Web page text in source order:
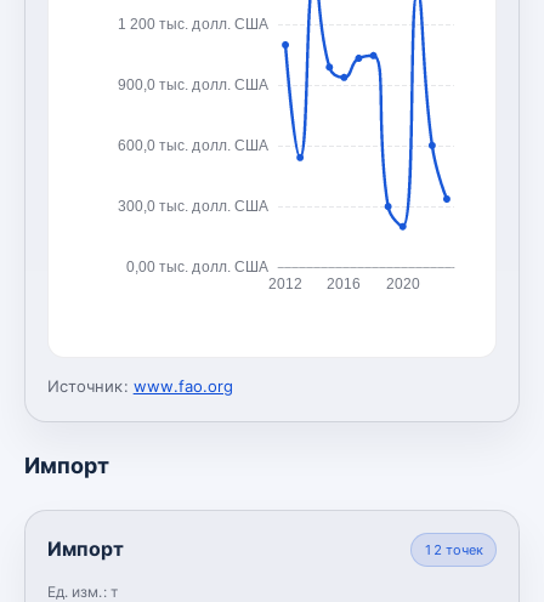
0,00 тыс. долл. США
300,0 тыс. долл. США
600,0 тыс. долл. США
900,0 тыс. долл. США
1 200 тыс. долл. США
2012 2016 2020
Источник: www.fao.org
Импорт
Импорт
Ед. изм.: т
12 точек